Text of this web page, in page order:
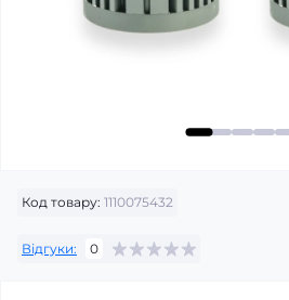
Код товару: 1110075432
Відгуки: 0